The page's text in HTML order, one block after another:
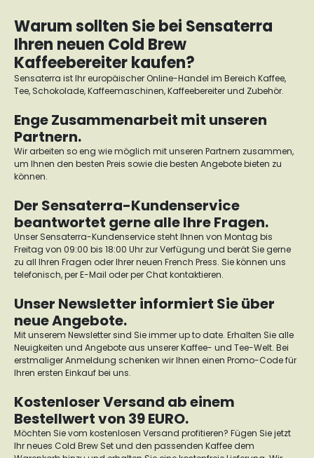
Warum sollten Sie bei Sensaterra
Ihren neuen Cold Brew
Kaffeebereiter kaufen?
Sensaterra ist Ihr europäischer Online-Handel im Bereich Kaffee,
Tee, Schokolade, Kaffeemaschinen, Kaffeebereiter und Zubehör.
Enge Zusammenarbeit mit unseren
Partnern.
Wir arbeiten so eng wie möglich mit unseren Partnern zusammen,
um Ihnen den besten Preis sowie die besten Angebote bieten zu
können.
Der Sensaterra-Kundenservice
beantwortet gerne alle Ihre Fragen.
Unser Sensaterra-Kundenservice steht Ihnen von Montag bis
Freitag von 09:00 bis 18:00 Uhr zur Verfügung und berät Sie gerne
zu all Ihren Fragen oder Ihrer neuen French Press. Sie können uns
telefonisch, per E-Mail oder per Chat kontaktieren.
Unser Newsletter informiert Sie über
neue Angebote.
Mit unserem Newsletter sind Sie immer up to date. Erhalten Sie alle
Neuigkeiten und Angebote aus unserer Kaffee- und Tee-Welt. Bei
erstmaliger Anmeldung schenken wir Ihnen einen Promo-Code für
Ihren ersten Einkauf bei uns.
Kostenloser Versand ab einem
Bestellwert von 39 EURO.
Möchten Sie vom kostenlosen Versand profitieren? Fügen Sie jetzt
Ihr neues Cold Brew Set und den passenden Kaffee dem